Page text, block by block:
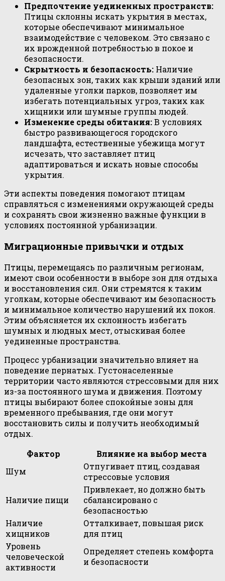
Предпочтение уединенных пространств:
Птицы склонны искать укрытия в местах,
которые обеспечивают минимальное
взаимодействие с человеком. Это связано с
их врожденной потребностью в покое и
безопасности.
Скрытность и безопасность: Наличие
безопасных зон, таких как крыши зданий или
удаленные уголки парков, позволяет им
избегать потенциальных угроз, таких как
хищники или шумные группы людей.
Изменение среды обитания:В условиях
быстро развивающегося городского
ландшафта, естественные убежища могут
исчезать, что заставляет птиц
адаптироваться и искать новые способы
укрытия.
Эти аспекты поведения помогают птицам
справляться с изменениями окружающей среды
и сохранять свои жизненно важные функции в
условиях постоянной урбанизации.
Миграционные привычки и отдых
Птицы, перемещаясь по различным регионам,
имеют свои особенности в выборе зон для отдыха
и восстановления сил. Они стремятся к таким
уголкам, которые обеспечивают им безопасность
и минимальное количество нарушений их покоя.
Этим объясняется их склонность избегать
шумных и людных мест, отыскивая более
уединенные пространства.
Процесс урбанизации значительно влияет на
поведение пернатых. Густонаселенные
территории часто являются стрессовыми для них
из-за постоянного шума и движения. Поэтому
птицы выбирают более спокойные зоны для
временного пребывания, где они могут
восстановить силы и получить необходимый
отдых.
Фактор
Влияние на выбор места
Шум
Отпугивает птиц, создавая
стрессовые условия
Наличие пищи
Привлекает, но должно быть
сбалансировано с
безопасностью
Наличие
хищников
Отталкивает, повышая риск
для птиц
Уровень
человеческой
активности
Определяет степень комфорта
и безопасности